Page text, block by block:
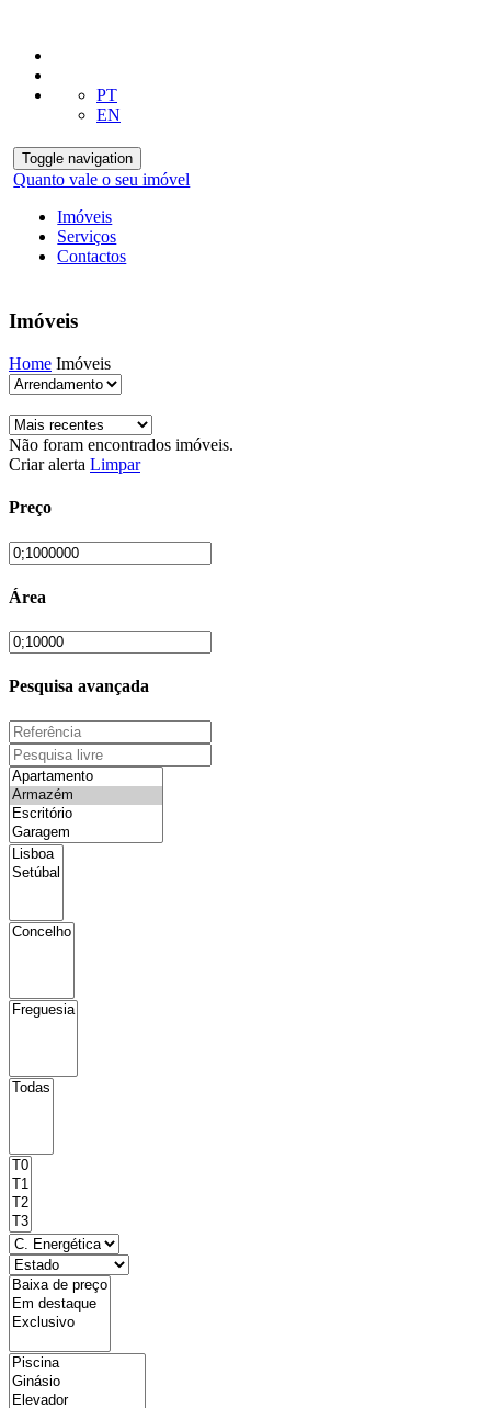
PT
EN
Toggle navigation
Quanto vale o seu imóvel
Imóveis
Serviços
Contactos
Imóveis
Home Imóveis
Não foram encontrados imóveis.
Criar alerta Limpar
Preço
Área
Pesquisa avançada